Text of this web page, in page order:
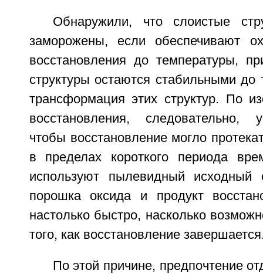
Обнаружили, что слоистые
заморожены, если обеспечивают
восстановления до температуры,
структуры остаются стабильными до
трансформация этих структур. По
восстановления, следовательно,
чтобы восстановление могло
в пределах короткого периода
используют пылевидный исходный
порошка оксида и продукт
настолько быстро, насколько
того, как восстановление
По этой причине, предпочтение